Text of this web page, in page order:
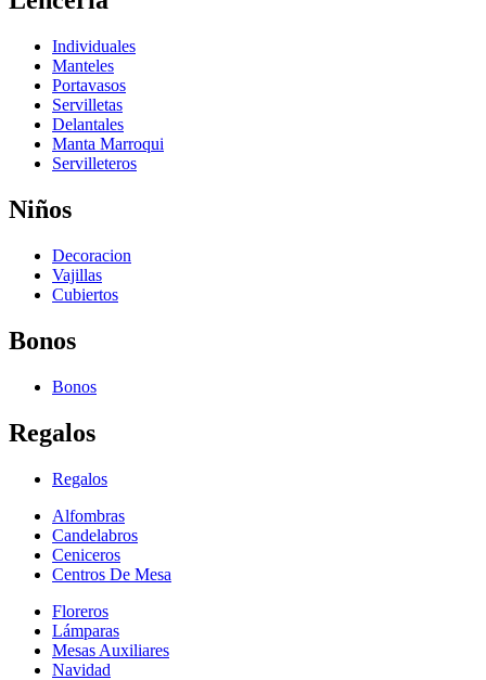
Individuales
Manteles
Portavasos
Servilletas
Delantales
Manta Marroqui
Servilleteros
Niños
Decoracion
Vajillas
Cubiertos
Bonos
Bonos
Regalos
Regalos
Alfombras
Candelabros
Ceniceros
Centros De Mesa
Floreros
Lámparas
Mesas Auxiliares
Navidad